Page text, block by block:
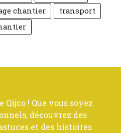
chantier
transport
! Que vous soyez
découvrez des
et des histoires